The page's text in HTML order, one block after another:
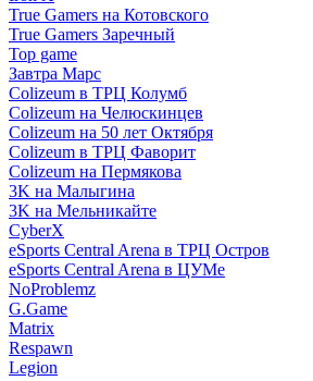
True Gamers на Котовского
True Gamers Заречный
Top game
Завтра Марс
Colizeum в ТРЦ Колумб
Colizeum на Челюскинцев
Colizeum на 50 лет Октября
Colizeum в ТРЦ Фаворит
Colizeum на Пермякова
3K на Малыгина
3K на Мельникайте
CyberX
eSports Central Arena в ТРЦ Остров
eSports Central Arena в ЦУМе
NoProblemz
G.Game
Matrix
Respawn
Legion